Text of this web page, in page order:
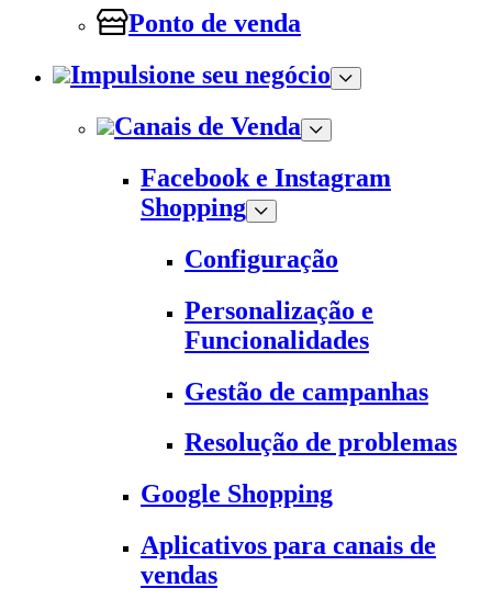
Ponto de venda
Impulsione seu negócio
Canais de Venda
Facebook e Instagram
Shopping
Configuração
Personalização e
Funcionalidades
Gestão de campanhas
Resolução de problemas
Google Shopping
Aplicativos para canais de
vendas